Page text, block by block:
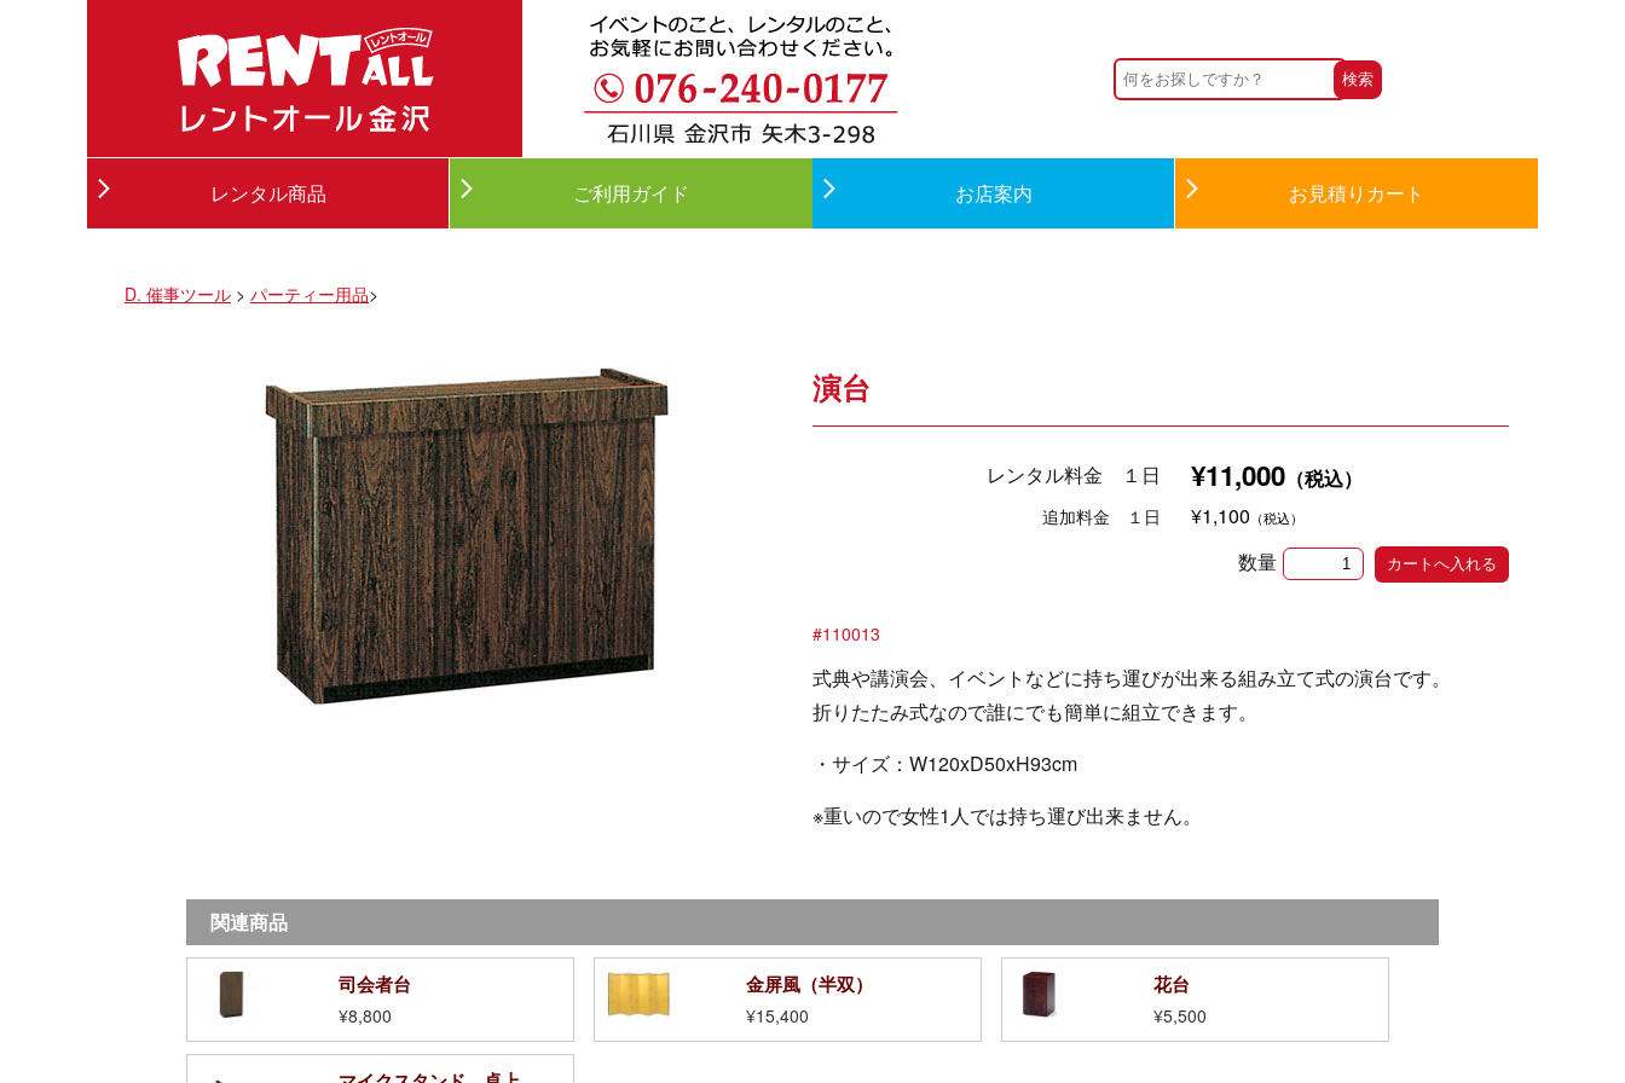
レンタル商品 ご利用ガイド お店案内 お見積りカート
D. 催事ツール > パーティー用品>
演台
レンタル料金 １日 ¥11,000 （税込）
追加料金 １日 ¥1,100 （税込）
数量
#110013
式典や講演会、イベントなどに持ち運びが出来る組み立て式の演台です。
折りたたみ式なので誰にでも簡単に組立できます。
・サイズ：W120xD50xH93cm
※重いので女性1人では持ち運び出来ません。
関連商品
司会者台
¥8,800
金屏風（半双）
¥15,400
花台
¥5,500